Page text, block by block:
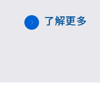
面啟動輔導與查核
了解更多